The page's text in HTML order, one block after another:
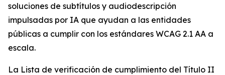
soluciones de subtítulos y audiodescripción
impulsadas por IA que ayudan a las entidades
públicas a cumplir con los estándares WCAG 2.1 AA a
escala.
La Lista de verificación de cumplimiento del Título II